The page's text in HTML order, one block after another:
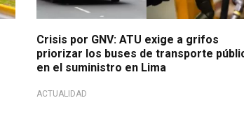
Crisis por GNV: ATU exige a grifos
priorizar los buses de transporte
en el suministro en Lima
ACTUALIDAD